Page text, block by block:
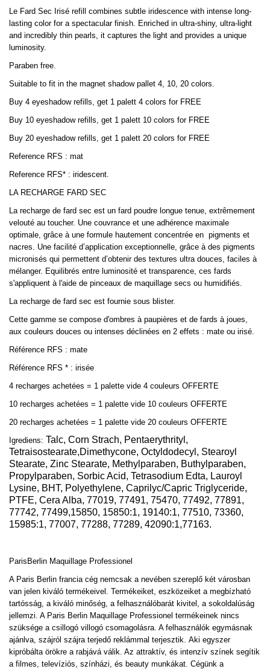
Le Fard Sec Irisé refill combines subtle iridescence with intense long-
lasting color for a spectacular finish. Enriched in ultra-shiny, ultra-light
and incredibly thin pearls, it captures the light and provides a unique
luminosity.
Paraben free.
Suitable to fit in the magnet shadow pallet 4, 10, 20 colors.
Buy 4 eyeshadow refills, get 1 palett 4 colors for FREE
Buy 10 eyeshadow refills, get 1 palett 10 colors for FREE
Buy 20 eyeshadow refills, get 1 palett 20 colors for FREE
Reference RFS : mat
Reference RFS* : iridescent.
LA RECHARGE FARD SEC
La recharge de fard sec est un fard poudre longue tenue, extrêmement
velouté au toucher. Une couvrance et une adhérence maximale
optimale, grâce à une formule hautement concentrée en pigments et
nacres. Une facilité d’application exceptionnelle, grâce à des pigments
micronisés qui permettent d’obtenir des textures ultra douces, faciles à
mélanger. Equilibrés entre luminosité et transparence, ces fards
s'appliquent à l'aide de pinceaux de maquillage secs ou humidifiés.
La recharge de fard sec est fournie sous blister.
Cette gamme se compose d'ombres à paupières et de fards à joues,
aux couleurs douces ou intenses déclinées en 2 effets : mate ou irisé.
Référence RFS : mate
Référence RFS * : irisée
4 recharges achetées = 1 palette vide 4 couleurs OFFERTE
10 recharges achetées = 1 palette vide 10 couleurs OFFERTE
20 recharges achetées = 1 palette vide 20 couleurs OFFERTE
Igrediens: Talc, Corn Strach, Pentaerythrityl,
Tetraisostearate,Dimethycone, Octyldodecyl, Stearoyl
Stearate, Zinc Stearate, Methylparaben, Buthylparaben,
Propylparaben, Sorbic Acid, Tetrasodium Edta, Lauroyl
Lysine, BHT, Polyethylene, Caprilyc/Capric Triglyceride,
PTFE, Cera Alba, 77019, 77491, 75470, 77492, 77891,
77742, 77499,15850, 15850:1, 19140:1, 77510, 73360,
15985:1, 77007, 77288, 77289, 42090:1,77163.
ParisBerlin Maquillage Professionel
A Paris Berlin francia cég nemcsak a nevében szereplő két városban
van jelen kiváló termékeivel. Termékeiket, eszközeiket a megbízható
tartósság, a kiváló minőség, a felhasználóbarát kivitel, a sokoldalúság
jellemzi. A Paris Berlin Maquillage Professionel termékeinek nincs
szüksége a csillogó villogó csomagolásra. A felhasználók egymásnak
ajánlva, szájról szájra terjedő reklámmal terjesztik. Aki egyszer
kipróbálta örökre a rabjává válik. Az attraktív, és intenzív színek segítik
a filmes, televíziós, színházi, és beauty munkákat. Cégünk a